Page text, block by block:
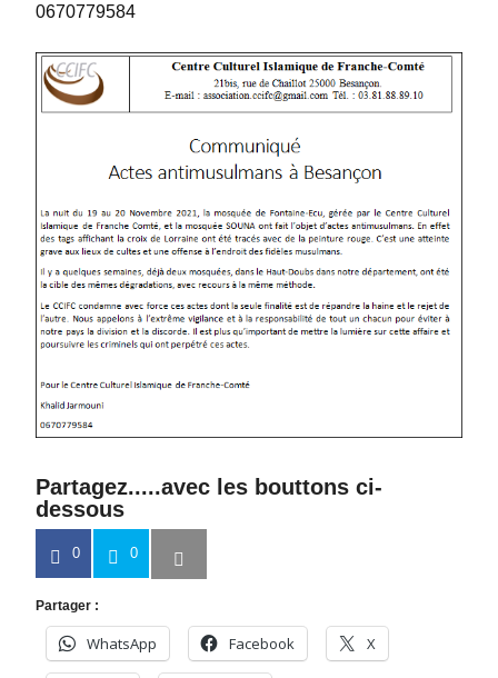
0670779584
Partagez.....avec les bouttons ci-
dessous
0 0
Partager :
WhatsApp Facebook X